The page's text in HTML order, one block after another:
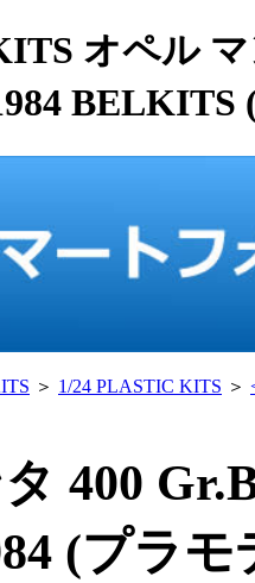
オペル
＞ 1/24 PLASTIC KITS ＞
400
(プラモ